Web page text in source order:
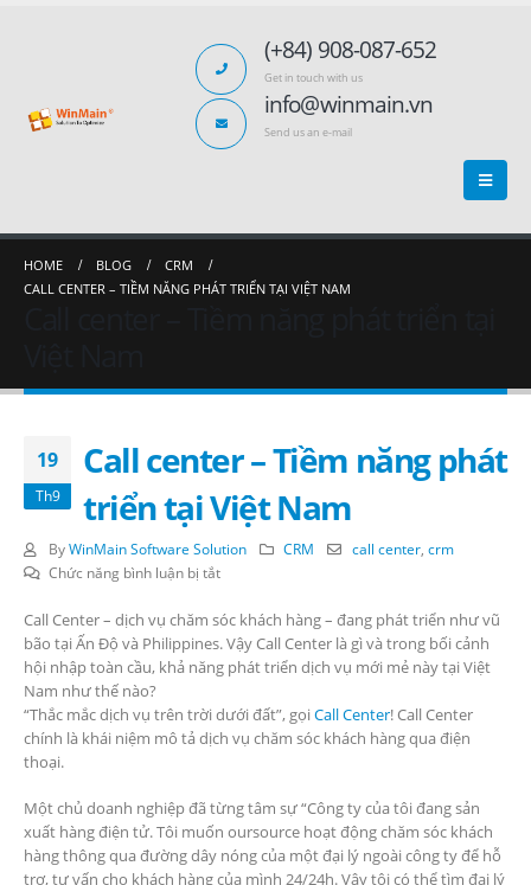
(+84) 908-087-652
Get in touch with us
info@winmain.vn
Send us an e-mail
HOME BLOG
CRM
CALL CENTER – TIỀM NĂNG PHÁT TRIỂN TẠI VIỆT NAM
19
Th9
Call center – Tiềm năng phát
triển tại Việt Nam
By WinMain Software Solution CRM call center ,crm
Chức năng bình luận bị tắtở
center
–
Tiềm
phát
triển
Nam
Call Center – dịch vụ chăm sóc khách hàng – đang phát triển như vũ
bão tại Ấn Độ và Philippines. Vậy Call Center là gì và trong bối cảnh
hội nhập toàn cầu, khả năng phát triển dịch vụ mới mẻ này tại Việt
Nam như thế nào?
“Thắc mắc dịch vụ trên trời dưới đất”, gọiCall Center! Call Center
chính là khái niệm mô tả dịch vụ chăm sóc khách hàng qua điện
thoại.
Một chủ doanh nghiệp đã từng tâm sự “Công ty của tôi đang sản
xuất hàng điện tử. Tôi muốn oursource hoạt động chăm sóc khách
hàng thông qua đường dây nóng của một đại lý ngoài công ty để hỗ
trợ, tư vấn cho khách hàng của mình 24/24h. Vậy tôi có thể tìm đại lý